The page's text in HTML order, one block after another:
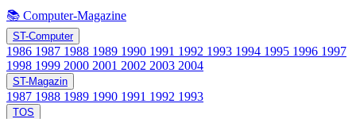
📚 Computer-Magazine
ST-Computer
1986 1987 1988 1989 1990 1991 1992 1993 1994 1995 1996 1997
1998 1999 2000 2001 2002 2003 2004
ST-Magazin
1987 1988 1989 1990 1991 1992 1993
TOS